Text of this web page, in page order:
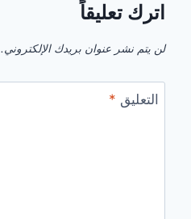
اترك تعليقاً
لن يتم نشر عنوان بريدك الإلكتروني.
التعليق *